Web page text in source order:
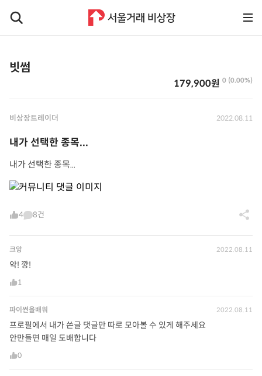
빗썸
0 (0.00%)
179,900원
비상장트레이더 2022.08.11
내가 선택한 종목...
내가 선택한 종목...
4 8건
크앙 2022.08.11
악! 깡!
1
파이썬을배워 2022.08.11
프로필에서 내가 쓴글 댓글만 따로 모아볼 수 있게 해주세요
안만들면 매일 도배합니다
0